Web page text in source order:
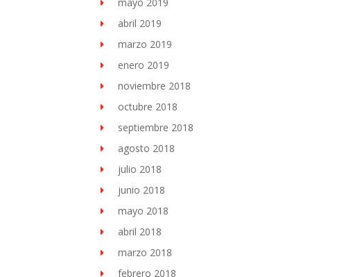
abril 2019
marzo 2019
enero 2019
noviembre 2018
octubre 2018
septiembre 2018
agosto 2018
julio 2018
junio 2018
mayo 2018
abril 2018
marzo 2018
febrero 2018